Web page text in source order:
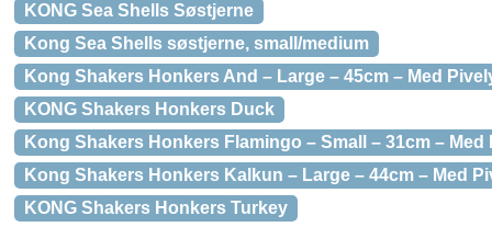
KONG Sea Shells Søstjerne
Kong Sea Shells søstjerne, small/medium
Kong Shakers Honkers And – Large – 45cm – Med
KONG Shakers Honkers Duck
Kong Shakers Honkers Flamingo – Small – 31cm – Med
Kong Shakers Honkers Kalkun – Large – 44cm – Med
KONG Shakers Honkers Turkey